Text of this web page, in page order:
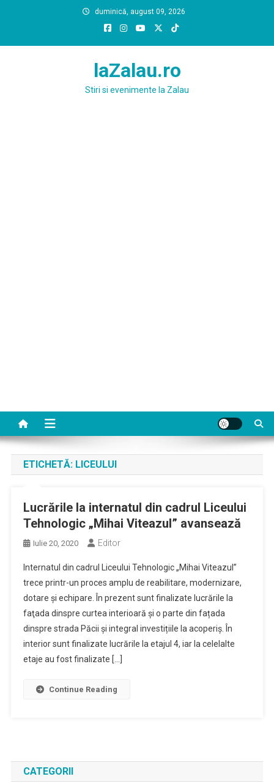
duminică, august 09, 2026
laZalau.ro
Stiri si evenimente la Zalau
ETICHETĂ: LICEULUI
Lucrările la internatul din cadrul Liceului
Tehnologic „Mihai Viteazul” avansează
Iulie 20, 2020 Editor
Internatul din cadrul Liceului Tehnologic „Mihai Viteazul”
trece printr-un proces amplu de reabilitare, modernizare,
dotare și echipare. În prezent sunt finalizate lucrările la
faţada dinspre curtea interioară și o parte din fațada
dinspre strada Păcii și integral investițiile la acoperiș. În
interior sunt finalizate lucrările la etajul 4, iar la celelalte
etaje au fost finalizate […]
Continue Reading
CATEGORII